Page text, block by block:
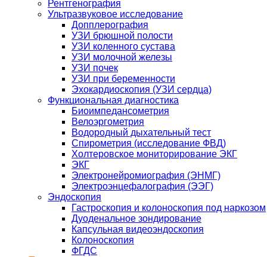
Рентгенография
Ультразвуковое исследование
Допплерография
УЗИ брюшной полости
УЗИ коленного сустава
УЗИ молочной железы
УЗИ почек
УЗИ при беременности
Эхокардиоскопия (УЗИ сердца)
Функциональная диагностика
Биоимпедансометрия
Велоэргометрия
Водородный дыхательный тест
Спирометрия (исследование ФВД)
Холтеровское мониторирование ЭКГ
ЭКГ
Электронейромиография (ЭНМГ)
Электроэнцефалография (ЭЭГ)
Эндоскопия
Гастроскопия и колоноскопия под наркозом
Дуоденальное зондирование
Капсульная видеоэндоскопия
Колоноскопия
ФГДС